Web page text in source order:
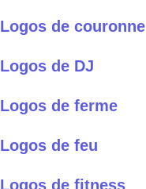
Logos de couronne
Logos de DJ
Logos de ferme
Logos de feu
Logos de fitness